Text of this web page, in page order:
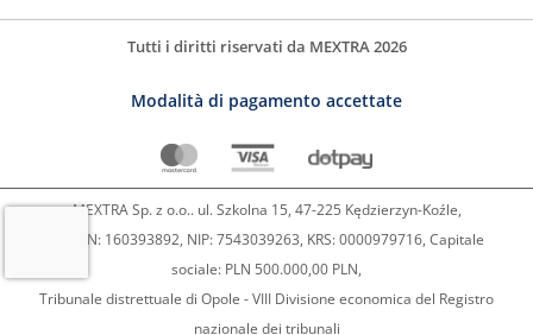
Tutti i diritti riservati da MEXTRA 2026
Modalità di pagamento accettate
MEXTRA Sp. z o.o.. ul. Szkolna 15, 47-225 Kędzierzyn-Koźle,
REGON: 160393892, NIP: 7543039263, KRS: 0000979716, Capitale
sociale: PLN 500.000,00 PLN,
Tribunale distrettuale di Opole - VIII Divisione economica del Registro
nazionale dei tribunali